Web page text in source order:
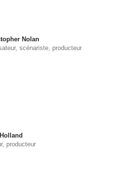
Nolan
scénariste, producteur
producteur